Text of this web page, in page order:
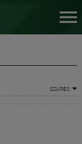
SZŰRÉS